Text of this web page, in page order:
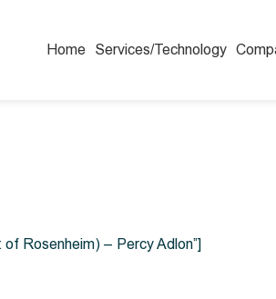
Home Services/Technology
Rosenheim) – Percy Adlon”]